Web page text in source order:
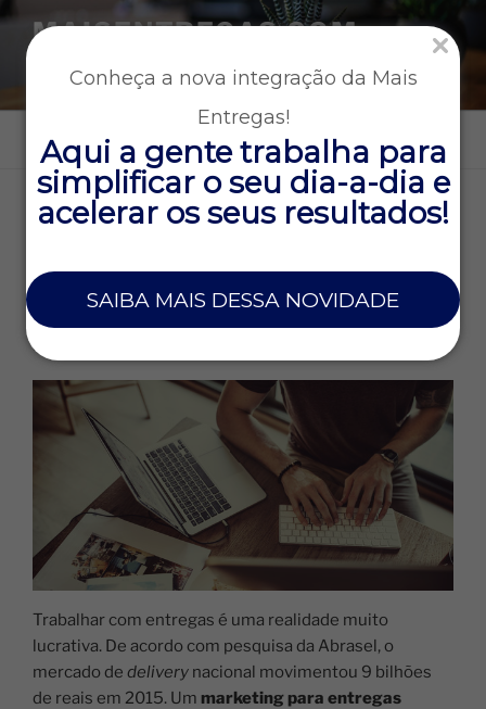
Conheça a nova integração da Mais
Entregas!
Aqui a gente trabalha para
simplificar o seu dia-a-dia e
acelerar os seus resultados!
SAIBA MAIS DESSA NOVIDADE
MAISENTREGAS.COM
rápidas
Menu
TAG:GOOGLE ADS
19 DE MARÇO DE 2021
Como alavancar as entregas com o
marketing digital
Trabalhar com entregas é uma realidade muito
lucrativa. De acordo com pesquisa da Abrasel, o
mercado de delivery nacional movimentou 9 bilhões
de reais em 2015. Um marketing para entregas